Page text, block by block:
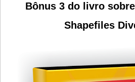
Bônus 3 do livro
Shapefiles